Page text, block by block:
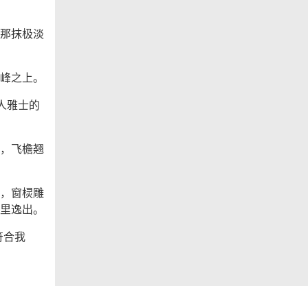
抹极淡
之上。
雅士的
飞檐翘
窗棂雕
逸出。
我